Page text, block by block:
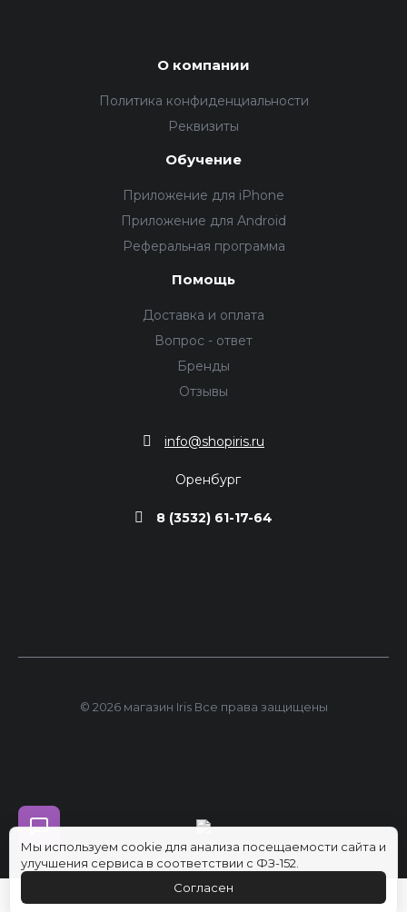
О компании
Политика конфиденциальности
Реквизиты
Обучение
Приложение для iPhone
Приложение для Android
Реферальная программа
Помощь
Доставка и оплата
Вопрос - ответ
Бренды
Отзывы
info@shopiris.ru
Оренбург
8 (3532) 61-17-64
© 2026 магазин Iris Все права защищены
Мы используем cookie для анализа посещаемости сайта и
улучшения сервиса в соответствии с ФЗ-152.
Согласен